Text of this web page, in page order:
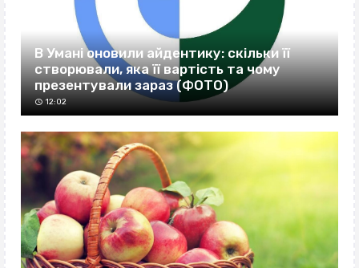
В Умані оновили айдентику: скільки її
створювали, яка її вартість та чому
презентували зараз (ФОТО)
12:02